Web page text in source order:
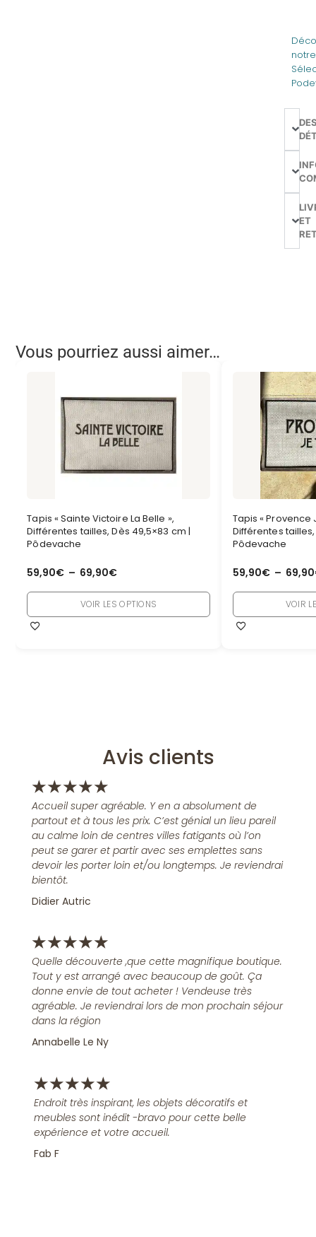
notre
ET
Vous pourriez aussi aimer…
Tapis « Sainte Victoire La Belle »,
Différentes tailles, Dès 49,5×83 cm |
Pôdevache
59,90€ – 69,90€
VOIR LES OPTIONS
Tapis « Provence
Différentes
Pôdevache
59,90€ – 69,90
VOIR
Avis clients
★★★★★
Accueil super agréable. Y en a absolument de
partout et à tous les prix. C’est génial un lieu pareil
au calme loin de centres villes fatigants où l’on
peut se garer et partir avec ses emplettes sans
devoir les porter loin et/ou longtemps. Je reviendrai
bientôt.
Didier Autric
★★★★★
Quelle découverte ,que cette magnifique boutique.
Tout y est arrangé avec beaucoup de goût. Ça
donne envie de tout acheter ! Vendeuse très
agréable. Je reviendrai lors de mon prochain séjour
dans la région
Annabelle Le Ny
★★★★★
Endroit très inspirant, les objets décoratifs et
meubles sont inédit -bravo pour cette belle
expérience et votre accueil.
Fab F